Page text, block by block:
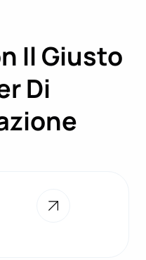
Il Giusto
Di